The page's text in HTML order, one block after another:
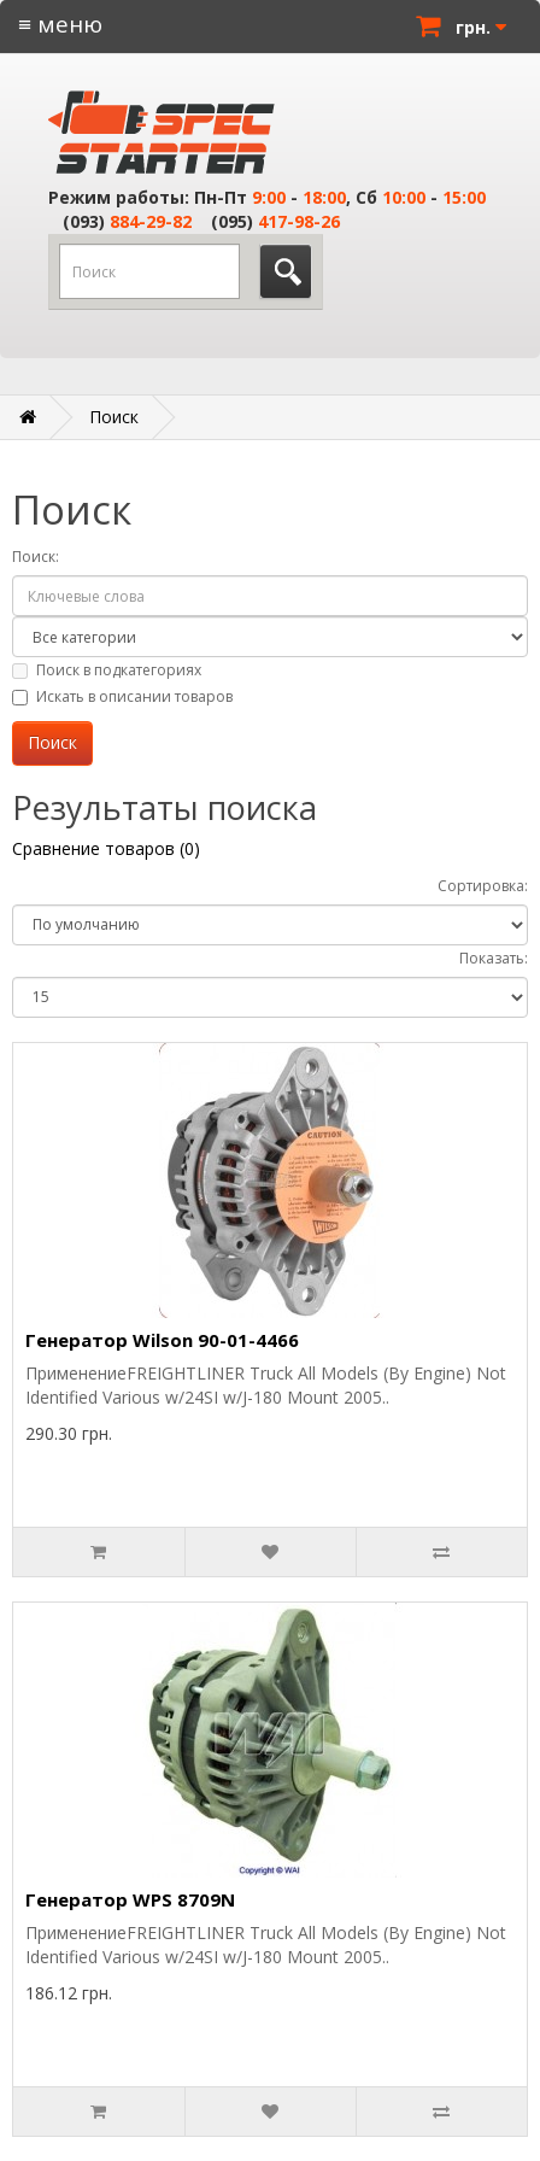
грн.
≡ меню
Режим работы: Пн-Пт 9:00 - 18:00, Сб 10:00 - 15:00
(093) 884-29-82 (095) 417-98-26
Поиск
Поиск
Поиск:
Поиск в подкатегориях
Искать в описании товаров
Результаты поиска
Сравнение товаров (0)
Сортировка:
Показать:
Генератор Wilson 90-01-4466
ПрименениеFREIGHTLINER Truck All Models (By Engine) Not
Identified Various w/24SI w/J-180 Mount 2005..
290.30 грн.
Генератор WPS 8709N
ПрименениеFREIGHTLINER Truck All Models (By Engine) Not
Identified Various w/24SI w/J-180 Mount 2005..
186.12 грн.